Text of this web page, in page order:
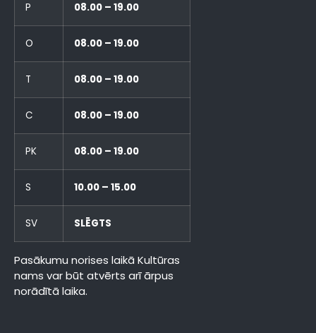
P 08.00 – 19.00
O 08.00 – 19.00
T 08.00 – 19.00
C 08.00 – 19.00
PK 08.00 – 19.00
S 10.00 – 15.00
SV SLĒGTS
Pasākumu norises laikā Kultūras
nams var būt atvērts arī ārpus
norādītā laika.